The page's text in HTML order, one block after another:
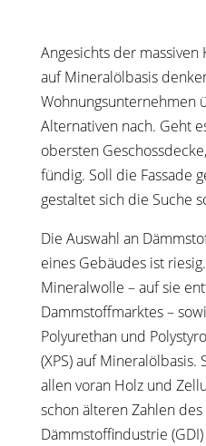
Angesichts der massiven
auf Mineralölbasis
Wohnungsunternehmen
Alternativen nach. Geht
obersten
fündig. Soll die Fassade
gestaltet sich die Suche
Die Auswahl an
eines Gebäudes ist
Mineralwolle – auf sie
Dammstoffmarktes –
Polyurethan und
(XPS) auf Mineralölbasis.
allen voran Holz und
schon älteren Zahlen
Dämmstoffindustrie